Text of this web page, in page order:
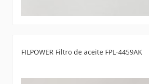
FILPOWER Filtro de aceite FPL-4459AK